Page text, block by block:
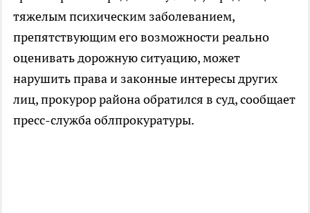
тяжелым психическим заболеванием,
препятствующим его возможности реально
оценивать дорожную ситуацию, может
нарушить права и законные интересы других
лиц, прокурор района обратился в суд, сообщает
пресс-служба облпрокуратуры.